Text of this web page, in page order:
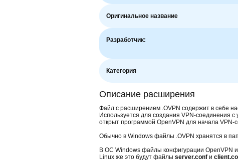
Оригинальное название
Разработчик:
Категория
Описание расширения
Файл с расширением .OVPN содержит в себе
Используется для создания VPN-соединения
открыт программой OpenVPN для начала VPN-
Обычно в Windows файлы .OVPN хранятся в
В ОС Windows файлы конфигурации OpenVPN
Linux же это будут файлы server.conf и